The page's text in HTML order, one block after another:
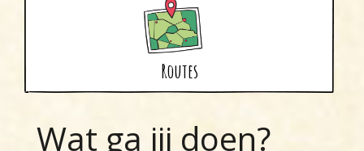
Routes
Wat ga jij doen?